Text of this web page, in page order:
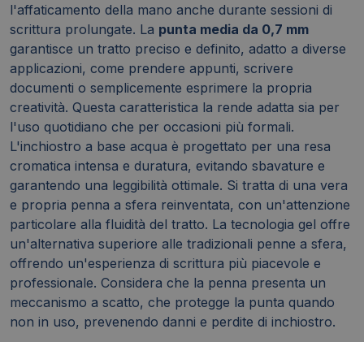
l'affaticamento della mano anche durante sessioni di
scrittura prolungate. La punta media da 0,7 mm
garantisce un tratto preciso e definito, adatto a diverse
applicazioni, come prendere appunti, scrivere
documenti o semplicemente esprimere la propria
creatività. Questa caratteristica la rende adatta sia per
l'uso quotidiano che per occasioni più formali.
L'inchiostro a base acqua è progettato per una resa
cromatica intensa e duratura, evitando sbavature e
garantendo una leggibilità ottimale. Si tratta di una vera
e propria penna a sfera reinventata, con un'attenzione
particolare alla fluidità del tratto. La tecnologia gel offre
un'alternativa superiore alle tradizionali penne a sfera,
offrendo un'esperienza di scrittura più piacevole e
professionale. Considera che la penna presenta un
meccanismo a scatto, che protegge la punta quando
non in uso, prevenendo danni e perdite di inchiostro.